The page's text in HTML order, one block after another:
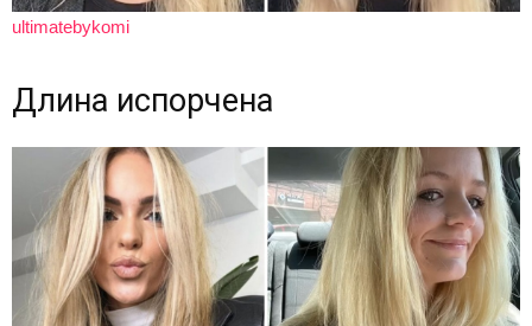
ultimatebykomi
Длина испорчена